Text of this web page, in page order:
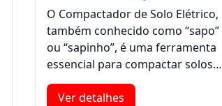
O Compactador de Solo Elétrico,
também conhecido como “sapo”
ou “sapinho”, é uma ferramenta
essencial para compactar solos…
Ver detalhes